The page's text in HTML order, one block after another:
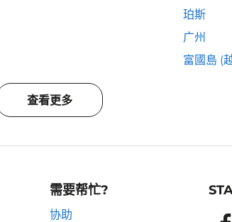
珀斯
广州
富國島 (
查看更多
需要帮忙?
协助